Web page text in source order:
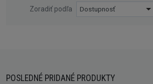
Zoradiť podľa
Dostupnosť
POSLEDNÉ PRIDANÉ PRODUKTY